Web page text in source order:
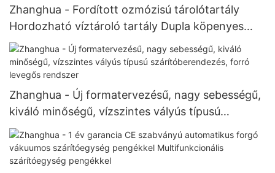
Zhanghua - Fordított ozmózisú tárolótartály
Hordozható víztároló tartály Dupla köpenyes
tartály Tárolótartály
Zhanghua - Új formatervezésű, nagy sebességű,
kiváló minőségű, vízszintes vályús típusú
szárítóberendezés, forró levegős rendszer